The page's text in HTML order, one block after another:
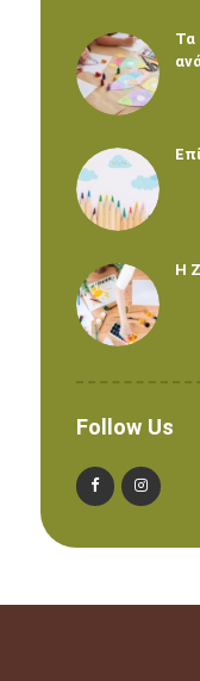
Τα
Η
Follow Us